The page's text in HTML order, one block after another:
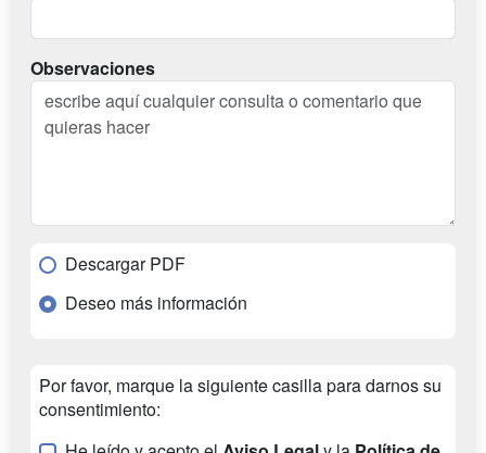
Observaciones
Descargar PDF
Deseo más información
Por favor, marque la siguiente casilla para darnos su
consentimiento: